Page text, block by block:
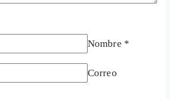
Nombre *
Correo